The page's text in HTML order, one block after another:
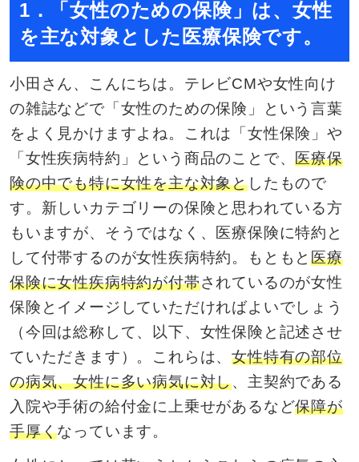
1．「女性のための保険」は、女性
を主な対象とした医療保険です。
小田さん、こんにちは。テレビCMや女性向け
の雑誌などで「女性のための保険」という言葉
をよく見かけますよね。これは「女性保険」や
「女性疾病特約」という商品のことで、医療保
険の中でも特に女性を主な対象としたもので
す。新しいカテゴリーの保険と思われている方
もいますが、そうではなく、医療保険に特約と
して付帯するのが女性疾病特約。もともと医療
保険に女性疾病特約が付帯されているのが女性
保険とイメージしていただければよいでしょう
（今回は総称して、以下、女性保険と記述させ
ていただきます）。これらは、女性特有の部位
の病気、女性に多い病気に対し、主契約である
入院や手術の給付金に上乗せがあるなど保障が
手厚くなっています。